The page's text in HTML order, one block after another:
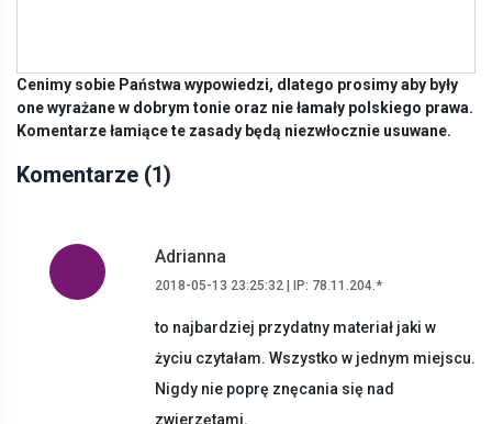
Cenimy sobie Państwa wypowiedzi, dlatego prosimy aby były
one wyrażane w dobrym tonie oraz nie łamały polskiego prawa.
Komentarze łamiące te zasady będą niezwłocznie usuwane.
Komentarze (1)
Adrianna
2018-05-13 23:25:32 | IP: 78.11.204.*
to najbardziej przydatny materiał jaki w
życiu czytałam. Wszystko w jednym miejscu.
Nigdy nie poprę znęcania się nad
zwierzętami.